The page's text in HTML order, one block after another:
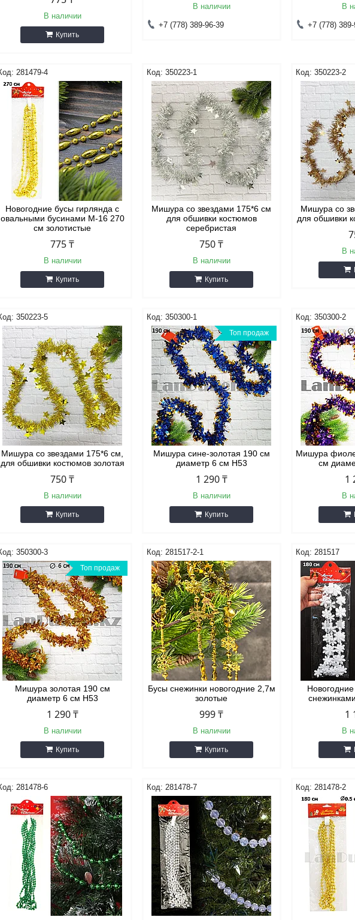
В наличии
Купить
В наличии
+7 (778) 389-96-39
В
+7 (778)
281479-4
Новогодние бусы гирлянда с
овальными бусинами М-16 270
см золотистые
775 ₸
В наличии
Купить
350223-1
Мишура со звездами 175*6 см
для обшивки костюмов
серебристая
750 ₸
В наличии
Купить
350223-2
Мишура со
для обшивки
В
350223-5
Мишура со звездами 175*6 см,
для обшивки костюмов золотая
750 ₸
В наличии
Купить
350300-1
Топ продаж
Мишура сине-золотая 190 см
диаметр 6 см H53
1 290 ₸
В наличии
Купить
350300-2
Мишура
см
1
В
350300-3
Топ продаж
Мишура золотая 190 см
диаметр 6 см H53
1 290 ₸
В наличии
Купить
281517-2-1
Бусы снежинки новогодние 2,7м
золотые
999 ₸
В наличии
Купить
281517
1
В
281478-6 281478-7 281478-2